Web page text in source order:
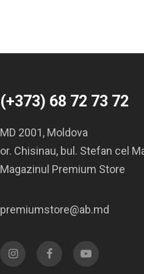
(+373) 68 72 73 72
MD 2001, Moldova
or. Chisinau, bul. Stefan cel
Magazinul Premium Store
premiumstore@ab.md